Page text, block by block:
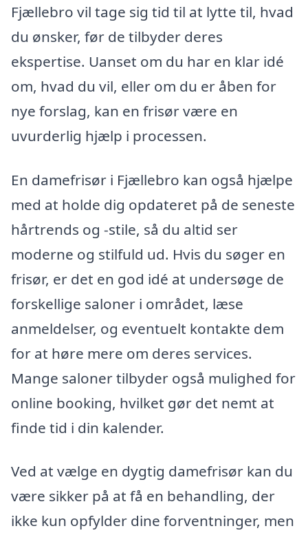
Fjællebro vil tage sig tid til at lytte til, hvad
du ønsker, før de tilbyder deres
ekspertise. Uanset om du har en klar idé
om, hvad du vil, eller om du er åben for
nye forslag, kan en frisør være en
uvurderlig hjælp i processen.
En damefrisør i Fjællebro kan også hjælpe
med at holde dig opdateret på de seneste
hårtrends og -stile, så du altid ser
moderne og stilfuld ud. Hvis du søger en
frisør, er det en god idé at undersøge de
forskellige saloner i området, læse
anmeldelser, og eventuelt kontakte dem
for at høre mere om deres services.
Mange saloner tilbyder også mulighed for
online booking, hvilket gør det nemt at
finde tid i din kalender.
Ved at vælge en dygtig damefrisør kan du
være sikker på at få en behandling, der
ikke kun opfylder dine forventninger, men